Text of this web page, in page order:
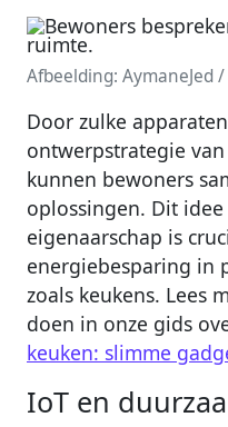
Afbeelding: AymaneJed
Door zulke
ontwerpstrategie
kunnen bewoners
oplossingen. Dit
eigenaarschap is
energiebesparing in
zoals keukens. Lees
doen in onze gids
keuken: slimme
IoT en